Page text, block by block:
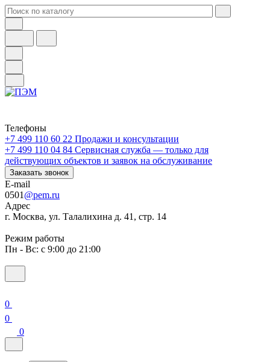
Телефоны
+7 499 110 60 22 Продажи и консультации
+7 499 110 04 84 Сервисная служба — только для
действующих объектов и заявок на обслуживание
Заказать звонок
E-mail
0501 @pem.ru
Адрес
г. Москва, ул. Талалихина д. 41, стр. 14
Режим работы
Пн - Вс: с 9:00 до 21:00
0
0
0